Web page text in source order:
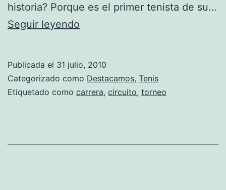
historia? Porque es el primer tenista de su…
Seguir leyendo
historia
Publicada el 31 julio, 2010
Categorizado como Destacamos, Tenis
Etiquetado como carrera, circuito, torneo